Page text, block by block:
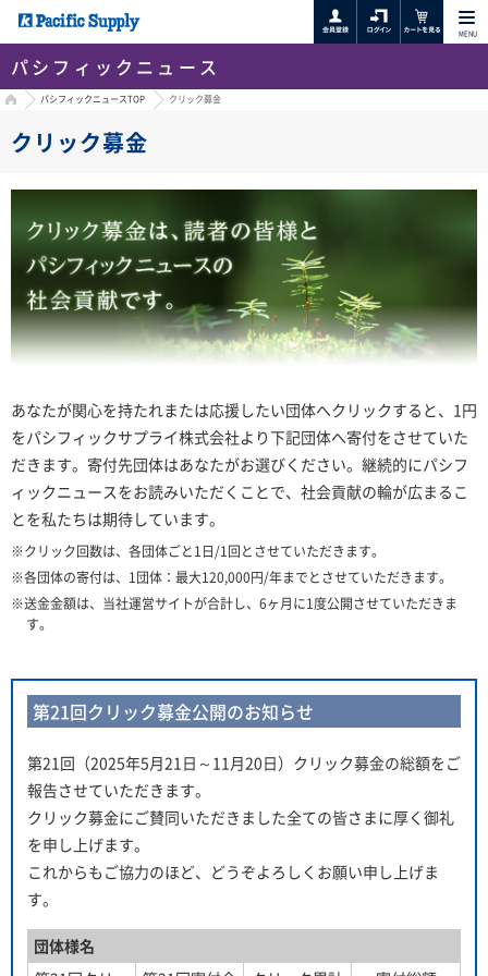
MENU
パシフィックニュース
HOMEパシフィックニュースTOP クリック募金
クリック募金
あなたが関心を持たれまたは応援したい団体へクリックすると、1円
をパシフィックサプライ株式会社より下記団体へ寄付をさせていた
だきます。寄付先団体はあなたがお選びください。継続的にパシフ
ィックニュースをお読みいただくことで、社会貢献の輪が広まるこ
とを私たちは期待しています。
※クリック回数は、各団体ごと1日/1回とさせていただきます。
※各団体の寄付は、1団体：最大120,000円/年までとさせていただきます。
※送金金額は、当社運営サイトが合計し、6ヶ月に1度公開させていただきま
す。
第21回クリック募金公開のお知らせ
第21回（2025年5月21日～11月20日）クリック募金の総額をご
報告させていただきます。
クリック募金にご賛同いただきました全ての皆さまに厚く御礼
を申し上げます。
これからもご協力のほど、どうぞよろしくお願い申し上げま
す。
団体様名